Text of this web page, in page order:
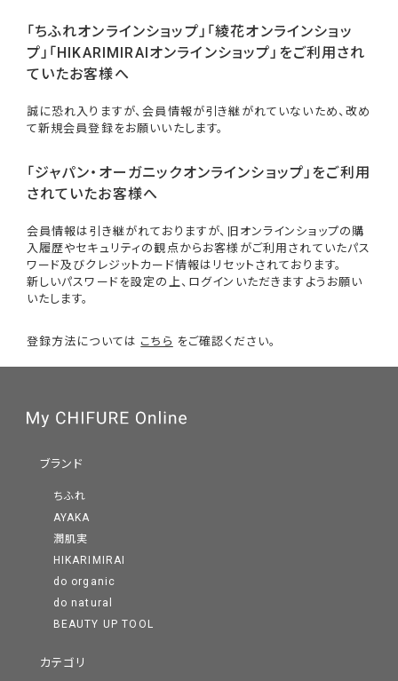
「ちふれオンラインショップ」「綾花オンラインショッ
プ」「HIKARIMIRAIオンラインショップ」をご利用され
ていたお客様へ
誠に恐れ入りますが、会員情報が引き継がれていないため、改め
て新規会員登録をお願いいたします。
「ジャパン・オーガニックオンラインショップ」をご利用
されていたお客様へ
会員情報は引き継がれておりますが、旧オンラインショップの購
入履歴やセキュリティの観点からお客様がご利用されていたパス
ワード及びクレジットカード情報はリセットされております。
新しいパスワードを設定の上、ログインいただきますようお願い
いたします。
登録方法については こちら をご確認ください。
ブランド
ちふれ
AYAKA
潤肌実
HIKARIMIRAI
do organic
do natural
BEAUTY UP TOOL
カテゴリ